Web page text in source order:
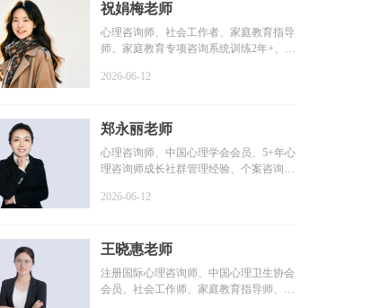
祝娟梅老师
心理咨询师、社会工作者、家庭教育指导
师、家庭教育专项咨询系统训练2年+、个
2026-06-12
郑永丽老师
心理咨询师、中国心理学会会员、5+年心
理咨询师成长社群管理经验、个案咨询时
2026-06-12
王晓惠老师
注册国际心理咨询师、中国心理卫生协会
会员、社会工作师、家庭教育指导师、咨